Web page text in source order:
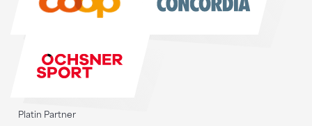
Platin Partner